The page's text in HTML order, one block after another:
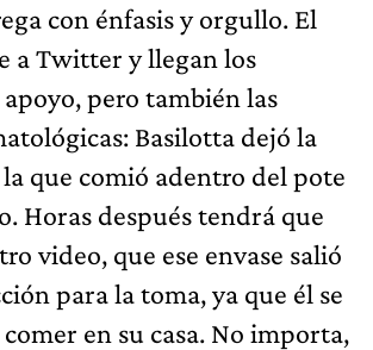
con énfasis y orgullo. El
a Twitter y llegan los
pero también las
Basilotta dejó la
que comió adentro del pote
Horas después tendrá que
video, que ese envase salió
para la toma, ya que él se
en su casa. No importa,